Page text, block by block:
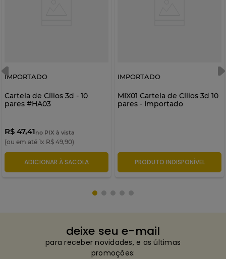
IMPORTADO
Cartela de Cílios 3d - 10
pares #HA03
R$ 47,41no PIX à vista
(ou em até 1x R$ 49,90)
ADICIONAR À SACOLA
IMPORTADO
MIX01 Cartela de Cílios 3d 10
pares - Importado
PRODUTO INDISPONÍVEL
deixe seu e-mail
para receber novidades, e as últimas
promoções: